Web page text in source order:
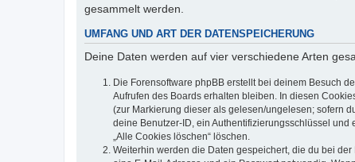
gesammelt werden.
UMFANG UND ART DER DATENSPEICHERUNG
Deine Daten werden auf vier verschiedene Arten
Die Forensoftware phpBB erstellt bei deinem Besuch
Aufrufen des Boards erhalten bleiben. In diesen
(zur Markierung dieser als gelesen/ungelesen; sofern
deine Benutzer-ID, ein Authentifizierungsschlüssel
„Alle Cookies löschen“ löschen.
Weiterhin werden die Daten gespeichert, die du bei